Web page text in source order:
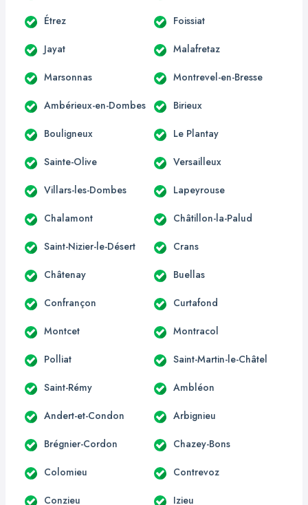
Étrez Foissiat
Jayat Malafretaz
Marsonnas Montrevel-en-Bresse
Ambérieux-en-Dombes Birieux
Bouligneux Le Plantay
Sainte-Olive Versailleux
Villars-les-Dombes Lapeyrouse
Chalamont Châtillon-la-Palud
Saint-Nizier-le-Désert Crans
Châtenay Buellas
Confrançon Curtafond
Montcet Montracol
Polliat Saint-Martin-le-Châtel
Saint-Rémy Ambléon
Andert-et-Condon Arbignieu
Brégnier-Cordon Chazey-Bons
Colomieu Contrevoz
Conzieu Izieu